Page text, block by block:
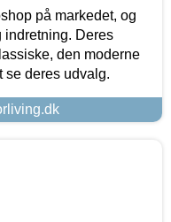
på markedet, og
indretning. Deres
den moderne
se deres udvalg.